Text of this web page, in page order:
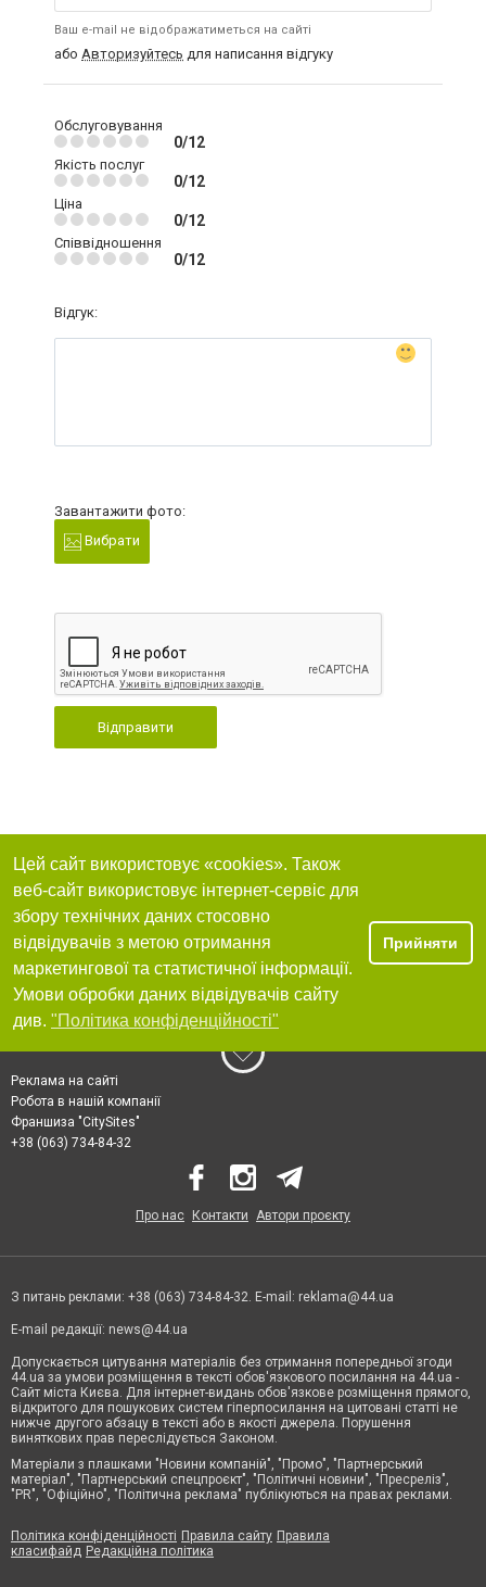
Ваш e-mail не відображатиметься на сайті
або Авторизуйтесь для написання відгуку
Обслуговування
0/12
Якість послуг
0/12
Ціна
0/12
Співвідношення
0/12
Відгук:
Завантажити фото:
Вибрати
Відправити
Цей сайт використовує «cookies». Також
веб-сайт використовує інтернет-сервіс для
збору технічних даних стосовно
відвідувачів з метою отримання
маркетингової та статистичної інформації.
Умови обробки даних відвідувачів сайту
див. "Політика конфіденційності"
Прийняти
Реклама на сайті
Робота в нашій компанії
Франшиза "CitySites"
+38 (063) 734-84-32
Про нас Контакти Автори проєкту
З питань реклами: +38 (063) 734-84-32. E-mail: reklama@44.ua
E-mail редакції: news@44.ua
Допускається цитування матеріалів без отримання попередньої згоди
44.ua за умови розміщення в тексті обов'язкового посилання на 44.ua -
Сайт міста Києва. Для інтернет-видань обов'язкове розміщення прямого,
відкритого для пошукових систем гіперпосилання на цитовані статті не
нижче другого абзацу в тексті або в якості джерела. Порушення
виняткових прав переслідується Законом.
Матеріали з плашками "Новини компаній", "Промо", "Партнерський
матеріал", "Партнерський спецпроєкт", "Політичні новини", "Пресреліз",
"PR", "Офіційно", "Політична реклама" публікуються на правах реклами.
Політика конфіденційності Правила сайту Правила
класифайд Редакційна політика